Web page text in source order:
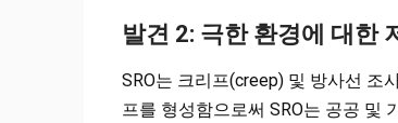
발견 2: 극한 환경에 대한
SRO는 크리프(creep) 및 방사선 조
프를 형성함으로써 SRO는 공공 및